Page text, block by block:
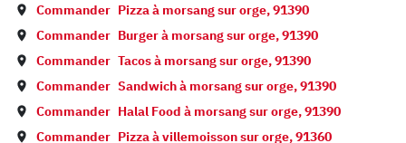
Commander Pizza à morsang sur orge,91390
Commander Burger à morsang sur orge,91390
Commander Tacos à morsang sur orge,91390
Commander Sandwich à morsang sur orge,91390
Commander Halal Food à morsang sur orge,91390
Commander Pizza àvillemoisson sur orge,91360